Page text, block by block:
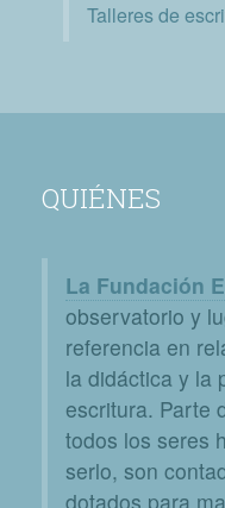
Talleres de
QUIÉNES
La Fundación
observatorio y
referencia en
la didáctica y la
escritura. Parte
todos los seres
serlo, son
dotados para